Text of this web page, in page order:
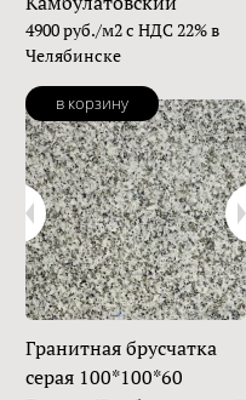
4900 руб./м2 с НДС 22% в
Челябинске
в корзину
Гранитная брусчатка
серая 100*100*60